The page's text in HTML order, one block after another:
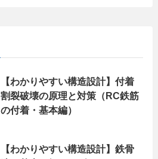
【わかりやすい構造設計】付着
割裂破壊の原理と対策（RC鉄筋
の付着・基本編）
【わかりやすい構造設計】鉄骨